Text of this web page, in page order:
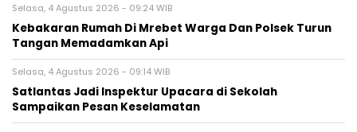
Selasa, 4 Agustus 2026 - 09:24 WIB
Kebakaran Rumah Di Mrebet Warga Dan Polsek Turun
Tangan Memadamkan Api
Selasa, 4 Agustus 2026 - 09:14 WIB
Satlantas Jadi Inspektur Upacara di Sekolah
Sampaikan Pesan Keselamatan